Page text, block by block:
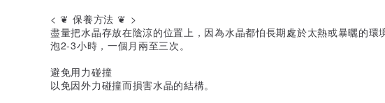
< ❦ 保養方法 ❦ >
盡量把水晶存放在陰涼的位置上，因為水晶都怕長期處於太熱或暴曬的環
泡2-3小時，一個月兩至三次。
避免用力碰撞
以免因外力碰撞而損害水晶的結構。